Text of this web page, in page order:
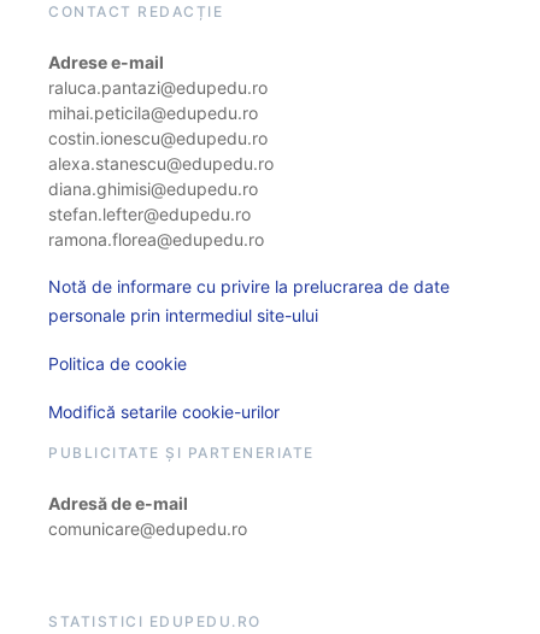
CONTACT REDACȚIE
Adrese e-mail
raluca.pantazi@edupedu.ro
mihai.peticila@edupedu.ro
costin.ionescu@edupedu.ro
alexa.stanescu@edupedu.ro
diana.ghimisi@edupedu.ro
stefan.lefter@edupedu.ro
ramona.florea@edupedu.ro
Notă de informare cu privire la prelucrarea de date
personale prin intermediul site-ului
Politica de cookie
Modifică setarile cookie-urilor
PUBLICITATE ȘI PARTENERIATE
Adresă de e-mail
comunicare@edupedu.ro
STATISTICI EDUPEDU.RO